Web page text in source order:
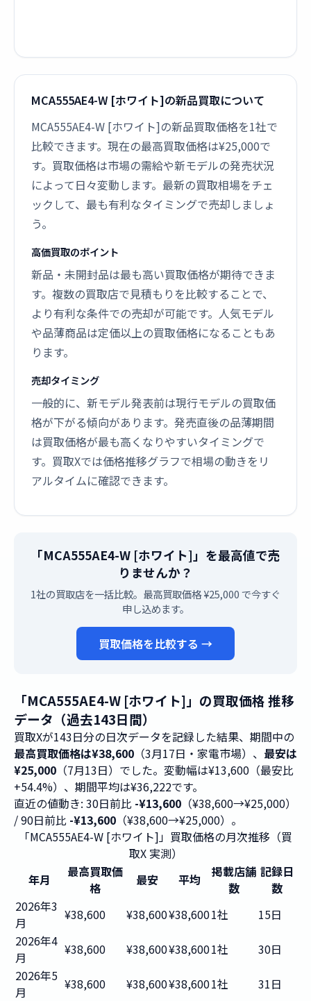
MCA555AE4-W [ホワイト]の新品買取について
MCA555AE4-W [ホワイト]の新品買取価格を1社で
比較できます。現在の最高買取価格は¥25,000で
す。買取価格は市場の需給や新モデルの発売状況
によって日々変動します。最新の買取相場をチェ
ックして、最も有利なタイミングで売却しましょ
う。
高価買取のポイント
新品・未開封品は最も高い買取価格が期待できま
す。複数の買取店で見積もりを比較することで、
より有利な条件での売却が可能です。人気モデル
や品薄商品は定価以上の買取価格になることもあ
ります。
売却タイミング
一般的に、新モデル発表前は現行モデルの買取価
格が下がる傾向があります。発売直後の品薄期間
は買取価格が最も高くなりやすいタイミングで
す。買取Xでは価格推移グラフで相場の動きをリ
アルタイムに確認できます。
「MCA555AE4-W [ホワイト]」を最高値で売
りませんか？
1社の買取店を一括比較。最高買取価格 ¥25,000 で今すぐ
申し込めます。
買取価格を比較する →
「MCA555AE4-W [ホワイト]」の買取価格 推移
データ（過去143日間）
買取Xが143日分の日次データを記録した結果、期間中の
最高買取価格は¥38,600 （3月17日・家電市場）、 最安は
¥25,000 （7月13日）でした。変動幅は¥13,600（最安比
+54.4%）、期間平均は¥36,222です。
直近の値動き: 30日前比 -¥13,600 （¥38,600→¥25,000）
/ 90日前比 -¥13,600 （¥38,600→¥25,000）。
「MCA555AE4-W [ホワイト]」買取価格の月次推移（買
取X 実測）
年月
最高買取価
格
最安 平均
掲載店舗
数
記録日
数
2026年3
月
¥38,600 ¥38,600¥38,6001社
15日
2026年4
月
¥38,600 ¥38,600¥38,6001社
30日
2026年5
月
¥38,600 ¥38,600¥38,6001社
31日